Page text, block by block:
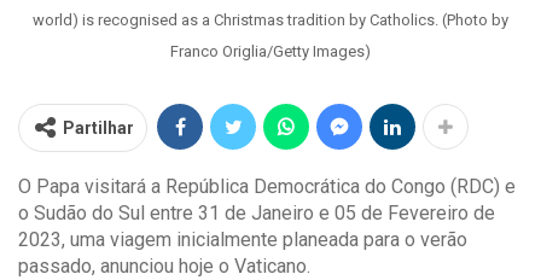
world) is recognised as a Christmas tradition by Catholics. (Photo by
Franco Origlia/Getty Images)
Partilhar
O Papa visitará a República Democrática do Congo (RDC) e
o Sudão do Sul entre 31 de Janeiro e 05 de Fevereiro de
2023, uma viagem inicialmente planeada para o verão
passado, anunciou hoje o Vaticano.